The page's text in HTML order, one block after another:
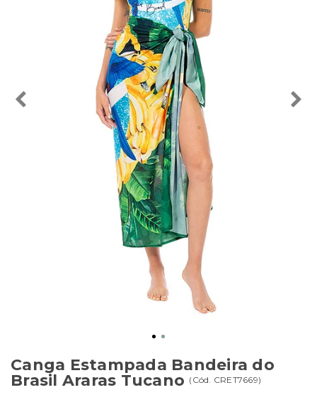
Canga Estampada Bandeira do
Brasil Araras Tucano ( Cód. CRET7669)